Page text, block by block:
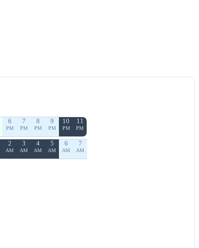
6
PM
7
PM
8
PM
9
PM
10
PM
11
PM
2
AM
3
AM
4
AM
5
AM
6
AM
7
AM